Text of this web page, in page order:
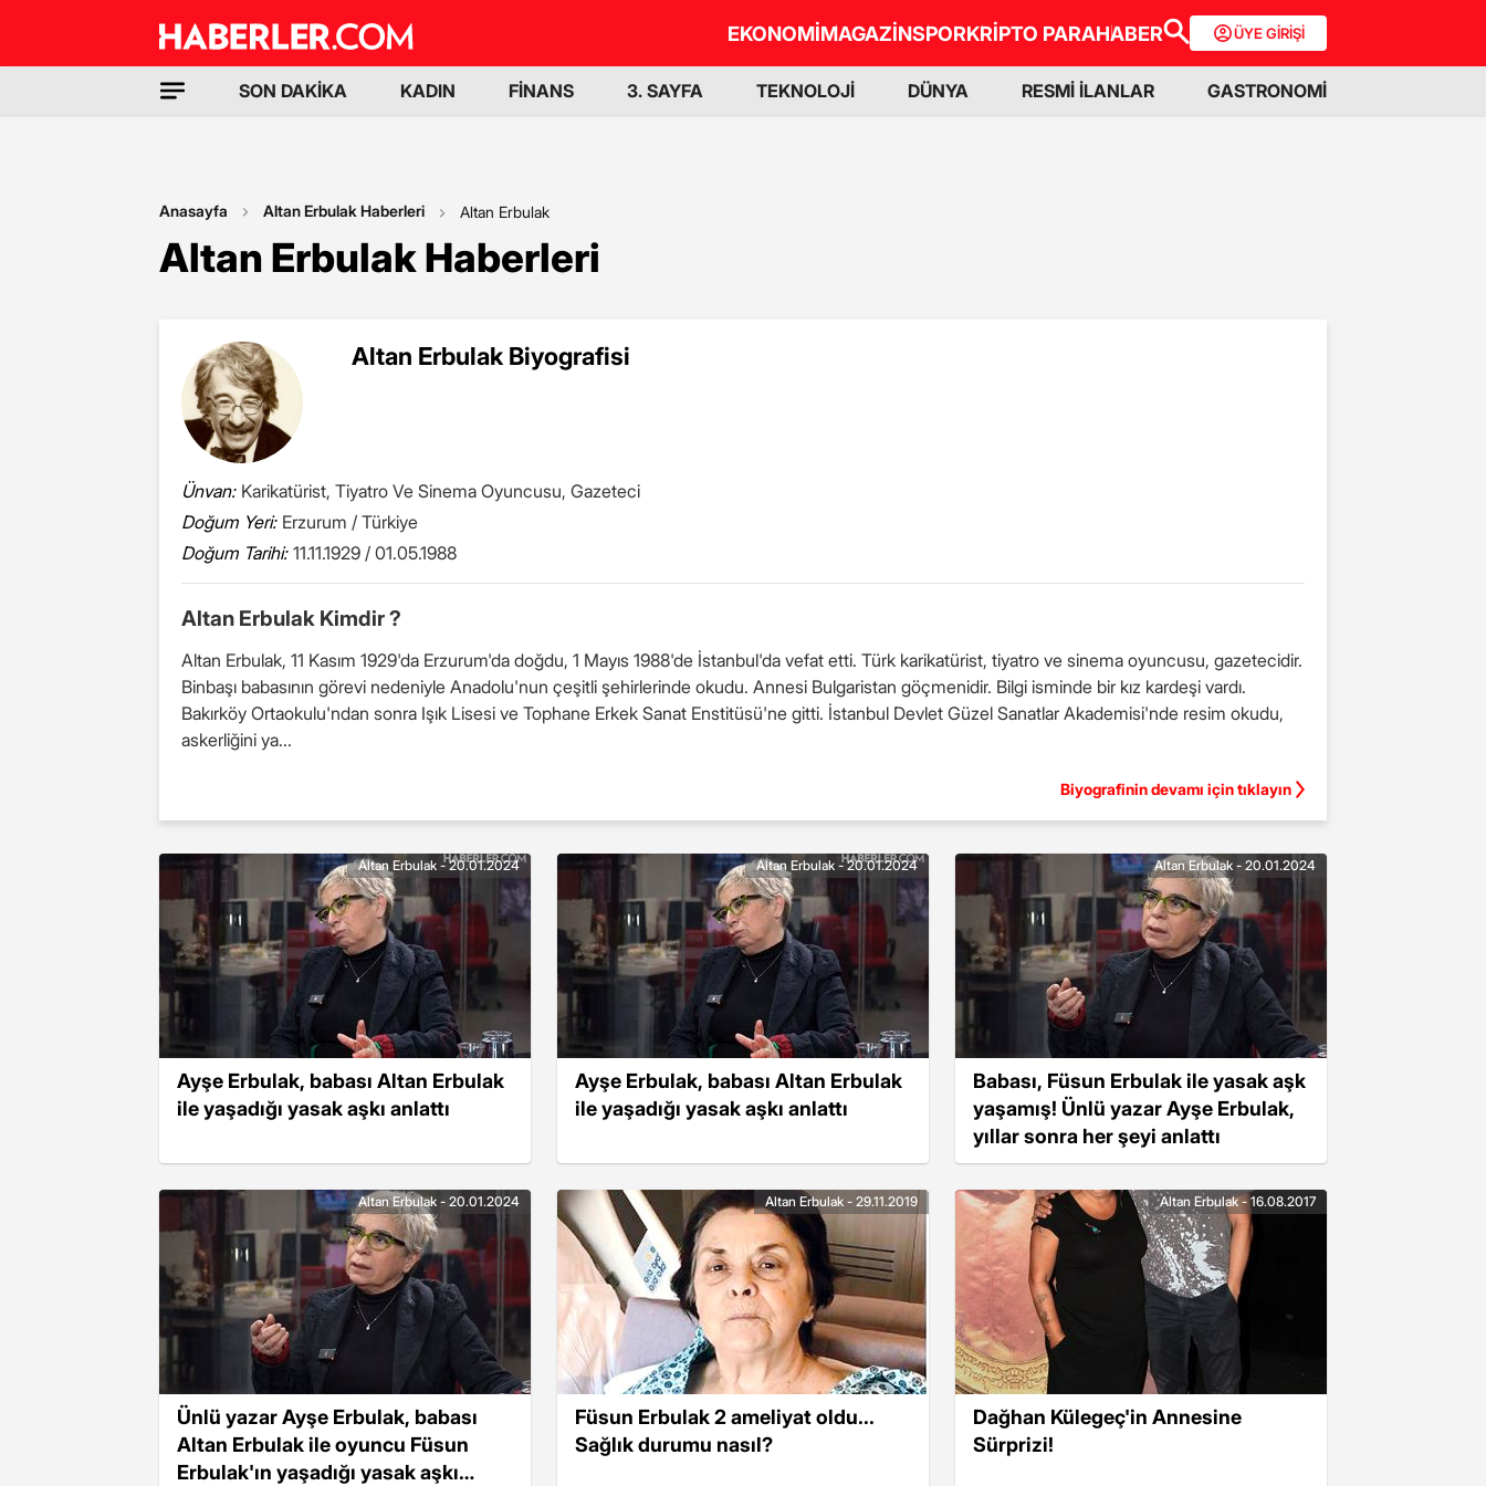
EKONOMİMAGAZİNSPORKRİPTO PARAHABER ÜYE GİRİŞİ
SON DAKİKA KADIN FİNANS 3. SAYFA TEKNOLOJİ DÜNYA RESMİ İLANLAR GASTRONOMİ
Anasayfa Altan Erbulak Haberleri Altan Erbulak
Altan Erbulak Haberleri
Altan Erbulak Biyografisi
Ünvan: Karikatürist, Tiyatro Ve Sinema Oyuncusu, Gazeteci
Doğum Yeri: Erzurum / Türkiye
Doğum Tarihi: 11.11.1929 / 01.05.1988
Altan Erbulak Kimdir ?
Altan Erbulak, 11 Kasım 1929'da Erzurum'da doğdu, 1 Mayıs 1988'de İstanbul'da vefat etti. Türk karikatürist, tiyatro ve sinema oyuncusu, gazetecidir.
Binbaşı babasının görevi nedeniyle Anadolu'nun çeşitli şehirlerinde okudu. Annesi Bulgaristan göçmenidir. Bilgi isminde bir kız kardeşi vardı.
Bakırköy Ortaokulu'ndan sonra Işık Lisesi ve Tophane Erkek Sanat Enstitüsü'ne gitti. İstanbul Devlet Güzel Sanatlar Akademisi'nde resim okudu,
askerliğini ya...
Biyografinin devamı için tıklayın
Ayşe Erbulak, babası Altan Erbulak
ile yaşadığı yasak aşkı anlattı
Altan Erbulak - 20.01.2024
Ayşe Erbulak, babası Altan Erbulak
ile yaşadığı yasak aşkı anlattı
Altan Erbulak - 20.01.2024
Babası, Füsun Erbulak ile yasak aşk
yaşamış! Ünlü yazar Ayşe Erbulak,
yıllar sonra her şeyi anlattı
Altan Erbulak - 20.01.2024
Ünlü yazar Ayşe Erbulak, babası
Altan Erbulak ile oyuncu Füsun
Erbulak'ın yaşadığı yasak aşkı
Altan Erbulak - 20.01.2024
Füsun Erbulak 2 ameliyat oldu...
Sağlık durumu nasıl?
Altan Erbulak - 29.11.2019
Dağhan Külegeç'in Annesine
Sürprizi!
Altan Erbulak - 16.08.2017